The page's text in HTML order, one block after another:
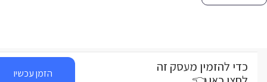
כדי להזמין מעסק זה
הזמן עכשיו